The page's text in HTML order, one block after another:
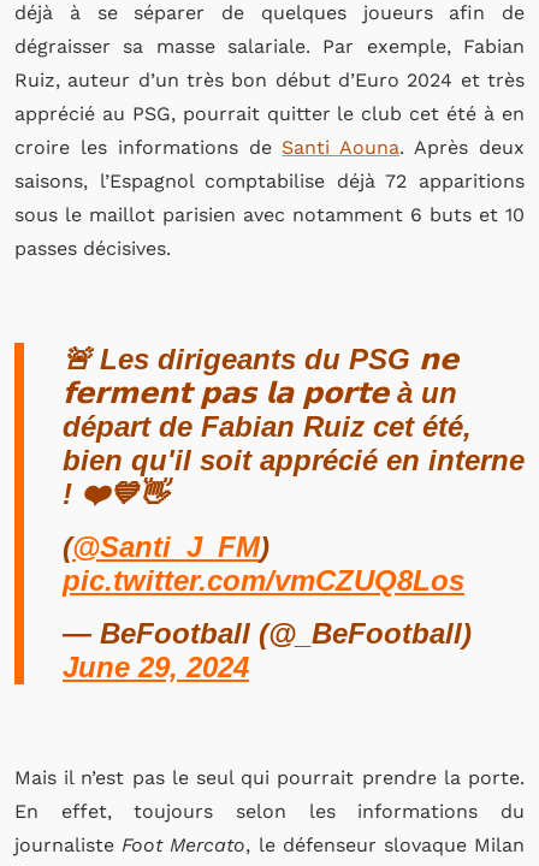
déjà à se séparer de quelques joueurs afin de
dégraisser sa masse salariale. Par exemple, Fabian
Ruiz, auteur d’un très bon début d’Euro 2024 et très
apprécié au PSG, pourrait quitter le club cet été à en
croire les informations de Santi Aouna. Après deux
saisons, l’Espagnol comptabilise déjà 72 apparitions
sous le maillot parisien avec notamment 6 buts et 10
passes décisives.
🚨 Les dirigeants du PSG 𝗻𝗲
𝗳𝗲𝗿𝗺𝗲𝗻𝘁 𝗽𝗮𝘀 𝗹𝗮 𝗽𝗼𝗿𝘁𝗲 à un
départ de Fabian Ruiz cet été,
bien qu'il soit apprécié en interne
! ❤️💙👋
(@Santi_J_FM)
pic.twitter.com/vmCZUQ8Los
— BeFootball (@_BeFootball)
June 29, 2024
Mais il n’est pas le seul qui pourrait prendre la porte.
En effet, toujours selon les informations du
journalisteFoot Mercato, le défenseur slovaque Milan